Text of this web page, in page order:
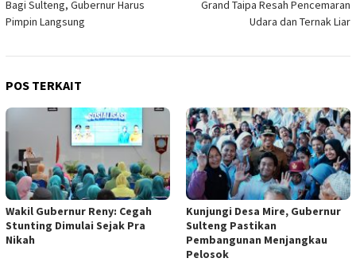
Bagi Sulteng, Gubernur Harus
Pimpin Langsung
Grand Taipa Resah Pencemaran
Udara dan Ternak Liar
POS TERKAIT
Wakil Gubernur Reny: Cegah
Stunting Dimulai Sejak Pra
Nikah
Kunjungi Desa Mire, Gubernur
Sulteng Pastikan
Pembangunan Menjangkau
Pelosok